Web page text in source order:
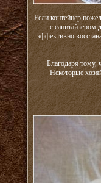
Если контейнер
с санитайзером
эффективно
Благодаря тому,
Некоторые